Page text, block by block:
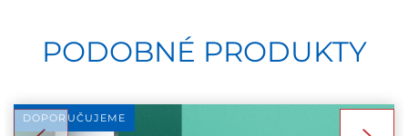
PODOBNÉ PRODUKTY
DOPORUČUJEME